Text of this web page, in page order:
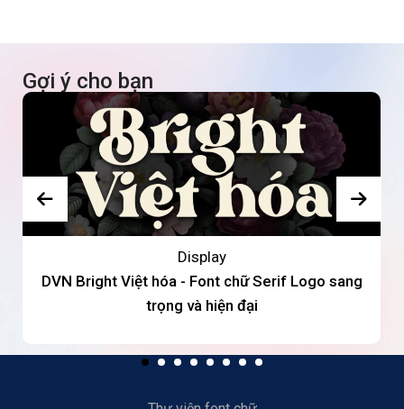
Gợi ý cho bạn
Display
DVN Bright Việt hóa - Font chữ Serif Logo sang
trọng và hiện đại